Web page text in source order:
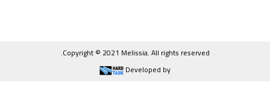
Copyright © 2021 Melissia. All rights reserved.
Developed by